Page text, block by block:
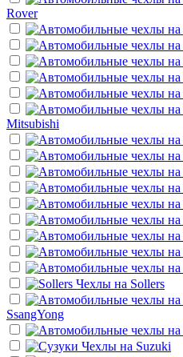
Rover
Mitsubishi
Чехлы на Sollers
SsangYong
Чехлы на Suzuki